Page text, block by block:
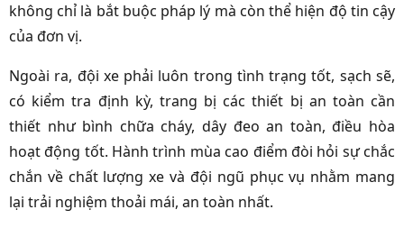
không chỉ là bắt buộc pháp lý mà còn thể hiện độ tin cậy
của đơn vị.
Ngoài ra, đội xe phải luôn trong tình trạng tốt, sạch sẽ,
có kiểm tra định kỳ, trang bị các thiết bị an toàn cần
thiết như bình chữa cháy, dây đeo an toàn, điều hòa
hoạt động tốt. Hành trình mùa cao điểm đòi hỏi sự chắc
chắn về chất lượng xe và đội ngũ phục vụ nhằm mang
lại trải nghiệm thoải mái, an toàn nhất.